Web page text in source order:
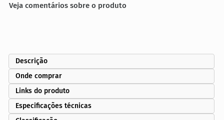
Veja comentários sobre o produto
Descrição
Onde comprar
Links do produto
Especificações técnicas